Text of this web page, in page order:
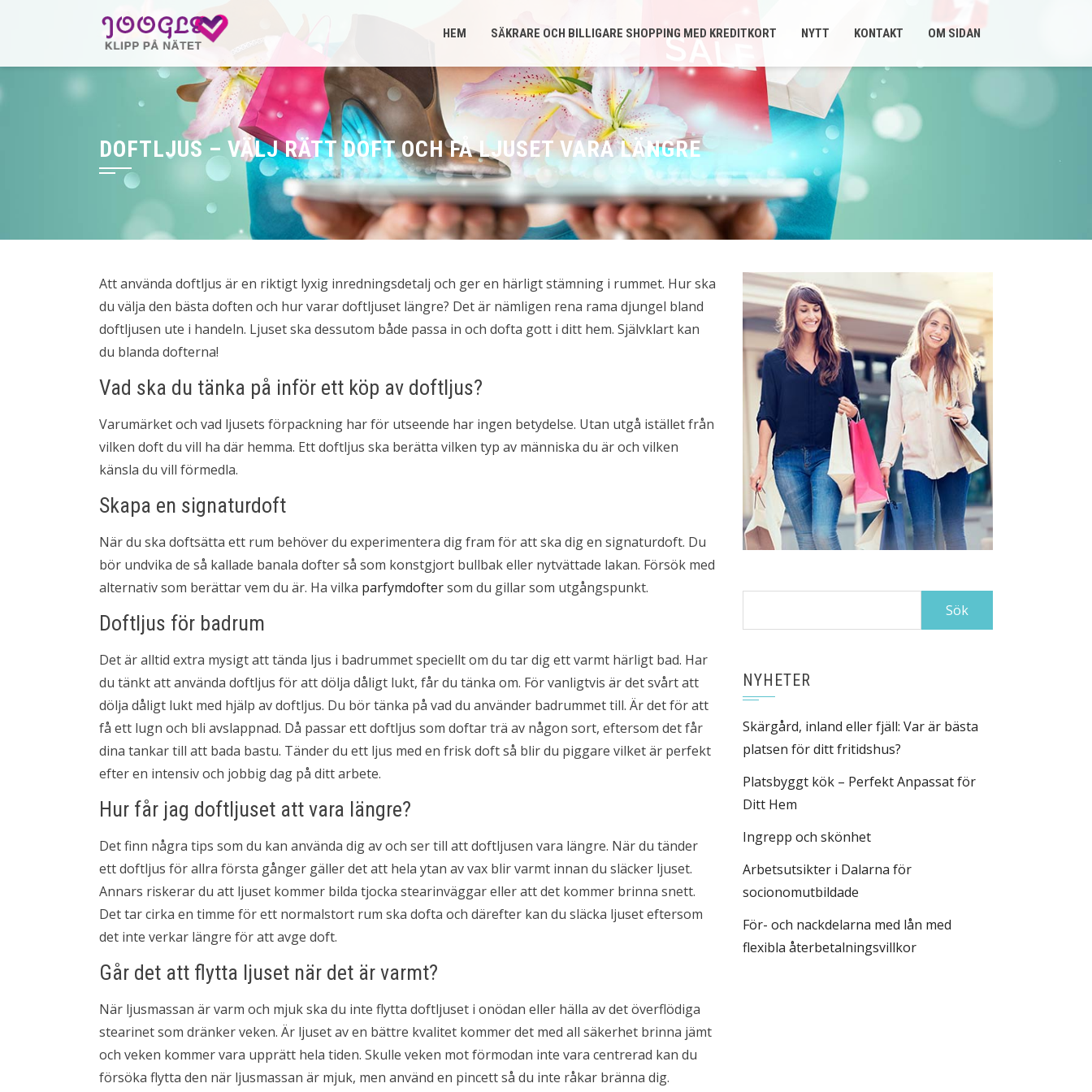
HEM SÄKRARE OCH BILLIGARE SHOPPING MED KREDITKORT NYTT KONTAKT OM SIDAN
DOFTLJUS – VÄLJ RÄTT DOFT OCH FÅ LJUSET VARA LÄNGRE
Att använda doftljus är en riktigt lyxig inredningsdetalj och ger en härligt stämning i rummet. Hur ska
du välja den bästa doften och hur varar doftljuset längre? Det är nämligen rena rama djungel bland
doftljusen ute i handeln. Ljuset ska dessutom både passa in och dofta gott i ditt hem. Självklart kan
du blanda dofterna!
Vad ska du tänka på inför ett köp av doftljus?
Varumärket och vad ljusets förpackning har för utseende har ingen betydelse. Utan utgå istället från
vilken doft du vill ha där hemma. Ett doftljus ska berätta vilken typ av människa du är och vilken
känsla du vill förmedla.
Skapa en signaturdoft
När du ska doftsätta ett rum behöver du experimentera dig fram för att ska dig en signaturdoft. Du
bör undvika de så kallade banala dofter så som konstgjort bullbak eller nytvättade lakan. Försök med
alternativ som berättar vem du är. Ha vilka parfymdoftersom du gillar som utgångspunkt.
Doftljus för badrum
Det är alltid extra mysigt att tända ljus i badrummet speciellt om du tar dig ett varmt härligt bad. Har
du tänkt att använda doftljus för att dölja dåligt lukt, får du tänka om. För vanligtvis är det svårt att
dölja dåligt lukt med hjälp av doftljus. Du bör tänka på vad du använder badrummet till. Är det för att
få ett lugn och bli avslappnad. Då passar ett doftljus som doftar trä av någon sort, eftersom det får
dina tankar till att bada bastu. Tänder du ett ljus med en frisk doft så blir du piggare vilket är perfekt
efter en intensiv och jobbig dag på ditt arbete.
Hur får jag doftljuset att vara längre?
Det finn några tips som du kan använda dig av och ser till att doftljusen vara längre. När du tänder
ett doftljus för allra första gånger gäller det att hela ytan av vax blir varmt innan du släcker ljuset.
Annars riskerar du att ljuset kommer bilda tjocka stearinväggar eller att det kommer brinna snett.
Det tar cirka en timme för ett normalstort rum ska dofta och därefter kan du släcka ljuset eftersom
det inte verkar längre för att avge doft.
Går det att flytta ljuset när det är varmt?
När ljusmassan är varm och mjuk ska du inte flytta doftljuset i onödan eller hälla av det överflödiga
stearinet som dränker veken. Är ljuset av en bättre kvalitet kommer det med all säkerhet brinna jämt
och veken kommer vara upprätt hela tiden. Skulle veken mot förmodan inte vara centrerad kan du
försöka flytta den när ljusmassan är mjuk, men använd en pincett så du inte råkar bränna dig.
NYHETER
Skärgård, inland eller fjäll: Var är bästa
platsen för ditt fritidshus?
Platsbyggt kök – Perfekt Anpassat för
Ditt Hem
Ingrepp och skönhet
Arbetsutsikter i Dalarna för
socionomutbildade
För- och nackdelarna med lån med
flexibla återbetalningsvillkor